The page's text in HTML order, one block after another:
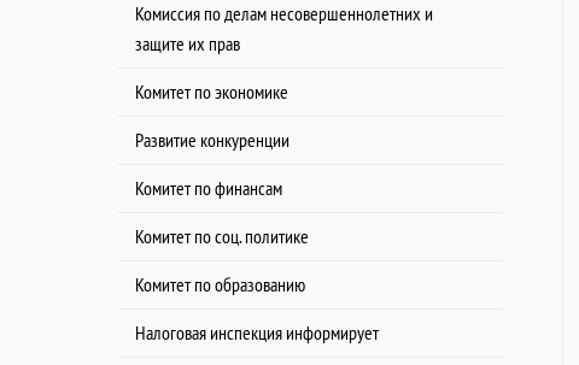
Комиссия по делам несовершеннолетних и
защите их прав
Комитет по экономике
Развитие конкуренции
Комитет по финансам
Комитет по соц. политике
Комитет по образованию
Налоговая инспекция информирует